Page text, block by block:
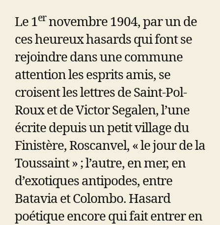
Le 1ernovembre 1904, par un de
ces heureux hasards qui font se
rejoindre dans une commune
attention les esprits amis, se
croisent les lettres de Saint-Pol-
Roux et de Victor Segalen, l’une
écrite depuis un petit village du
Finistère, Roscanvel, « le jour de la
Toussaint » ; l’autre, en mer, en
d’exotiques antipodes, entre
Batavia et Colombo. Hasard
poétique encore qui fait entrer en